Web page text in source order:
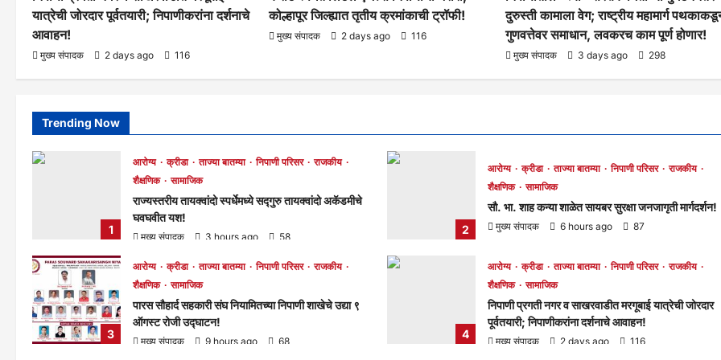
यात्रेची जोरदार पूर्वतयारी; निपाणीकरांना दर्शनाचे
आवाहन!
मुख्य संपादक 2 days ago 116
कोल्हापूर जिल्ह्यात तृतीय क्रमांकाची ट्रॉफी!
मुख्य संपादक 2 days ago 116
दुरुस्ती कामाला वेग; राष्ट्रीय महामार्ग
गुणवत्तेवर समाधान, लवकरच काम पूर्ण होणार!
मुख्य संपादक 3 days ago 298
Trending Now
1
आरोग्य क्रीडा ताज्या बातम्या निपाणी परिसर
राजकीय
शैक्षणिक
सामाजिक
राज्यस्तरीय तायक्वांदो स्पर्धेमध्ये सद्गुरु तायक्वांदो अकॅडमीचे
घवघवीत यश!
मुख्य संपादक 3 hours ago 58
2
आरोग्य क्रीडा ताज्या बातम्या निपाणी परिसर
राजकीय
शैक्षणिक
सामाजिक
सौ. भा. शाह कन्या शाळेत सायबर सुरक्षा जनजागृती मार्गदर्शन!
मुख्य संपादक 6 hours ago 87
3
आरोग्य क्रीडा ताज्या बातम्या निपाणी परिसर
राजकीय
शैक्षणिक
सामाजिक
पारस सौहार्द सहकारी संघ नियामितच्या निपाणी शाखेचे उद्या ९
ऑगस्ट रोजी उद्घाटन!
मुख्य संपादक 9 hours ago 68
4
आरोग्य क्रीडा ताज्या बातम्या निपाणी परिसर
राजकीय
शैक्षणिक
सामाजिक
निपाणी प्रगती नगर व साखरवाडीत मरगूबाई यात्रेची जोरदार
पूर्वतयारी; निपाणीकरांना दर्शनाचे आवाहन!
मुख्य संपादक 2 days ago 116